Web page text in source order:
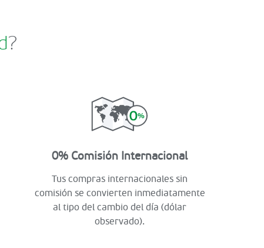
?
0% Comisión Internacional
Tus compras internacionales sin
comisión se convierten inmediatamente
al tipo del cambio del día (dólar
observado).